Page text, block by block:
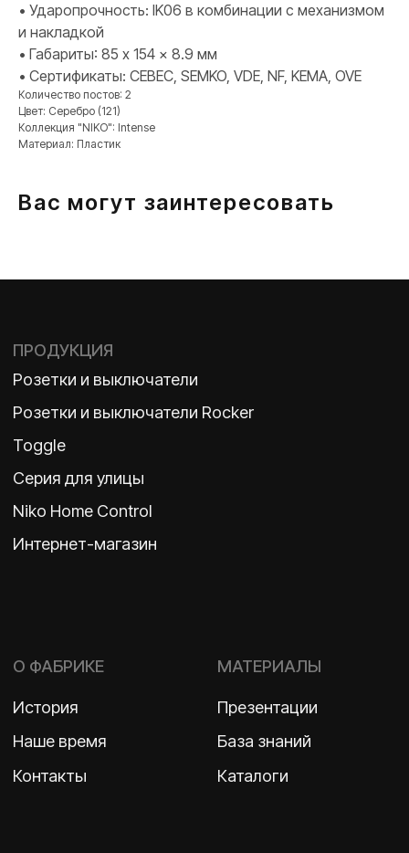
• Ударопрочность: IK06 в комбинации с механизмом
и накладкой
• Габариты: 85 x 154 x 8.9 мм
• Сертификаты: CEBEC, SEMKO, VDE, NF, KEMA, OVE
Количество постов: 2
Цвет: Серебро (121)
Коллекция "NIKO": Intense
Материал: Пластик
Вас могут заинтересовать
История Презентации
Политика конфиденциальности
ПРОДУКЦИЯ
Розетки и выключатели
Розетки и выключатели Rocker
Toggle
Серия для улицы
Niko Home Control
TELEGRAM
ВКОНТАКТЕ